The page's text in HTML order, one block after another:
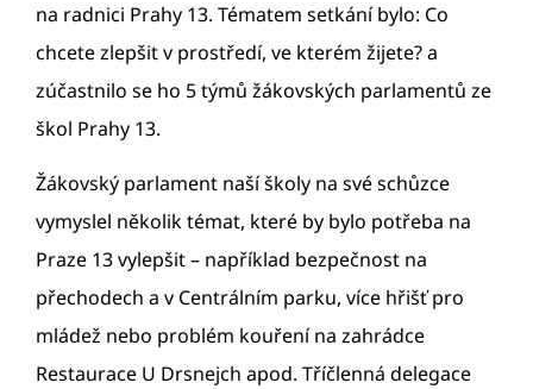
na radnici Prahy 13. Tématem setkání bylo: Co
chcete zlepšit v prostředí, ve kterém žijete? a
zúčastnilo se ho 5 týmů žákovských parlamentů ze
škol Prahy 13.
Žákovský parlament naší školy na své schůzce
vymyslel několik témat, které by bylo potřeba na
Praze 13 vylepšit – například bezpečnost na
přechodech a v Centrálním parku, více hřišť pro
mládež nebo problém kouření na zahrádce
Restaurace U Drsnejch apod. Tříčlenná delegace